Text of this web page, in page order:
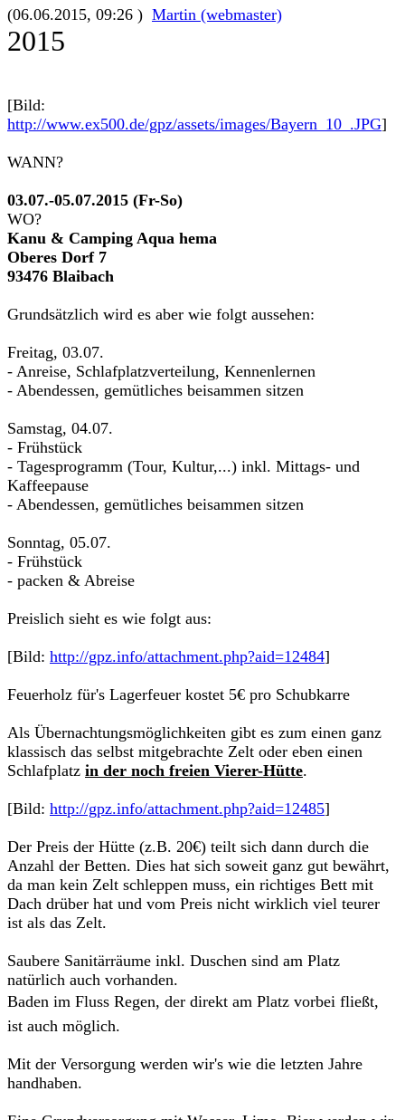
(06.06.2015, 09:26 ) Martin (webmaster)
2015
[Bild:
http://www.ex500.de/gpz/assets/images/Bayern_10_.JPG]
WANN?
03.07.-05.07.2015 (Fr-So)
WO?
Kanu & Camping Aqua hema
Oberes Dorf 7
93476 Blaibach
Grundsätzlich wird es aber wie folgt aussehen:
Freitag, 03.07.
- Anreise, Schlafplatzverteilung, Kennenlernen
- Abendessen, gemütliches beisammen sitzen
Samstag, 04.07.
- Frühstück
- Tagesprogramm (Tour, Kultur,...) inkl. Mittags- und
Kaffeepause
- Abendessen, gemütliches beisammen sitzen
Sonntag, 05.07.
- Frühstück
- packen & Abreise
Preislich sieht es wie folgt aus:
[Bild: http://gpz.info/attachment.php?aid=12484]
Feuerholz für's Lagerfeuer kostet 5€ pro Schubkarre
Als Übernachtungsmöglichkeiten gibt es zum einen ganz
klassisch das selbst mitgebrachte Zelt oder eben einen
Schlafplatz in der noch freien Vierer-Hütte.
[Bild: http://gpz.info/attachment.php?aid=12485]
Der Preis der Hütte (z.B. 20€) teilt sich dann durch die
Anzahl der Betten. Dies hat sich soweit ganz gut bewährt,
da man kein Zelt schleppen muss, ein richtiges Bett mit
Dach drüber hat und vom Preis nicht wirklich viel teurer
ist als das Zelt.
Saubere Sanitärräume inkl. Duschen sind am Platz
natürlich auch vorhanden.
Baden im Fluss Regen, der direkt am Platz vorbei fließt,
ist auch möglich.
Mit der Versorgung werden wir's wie die letzten Jahre
handhaben.